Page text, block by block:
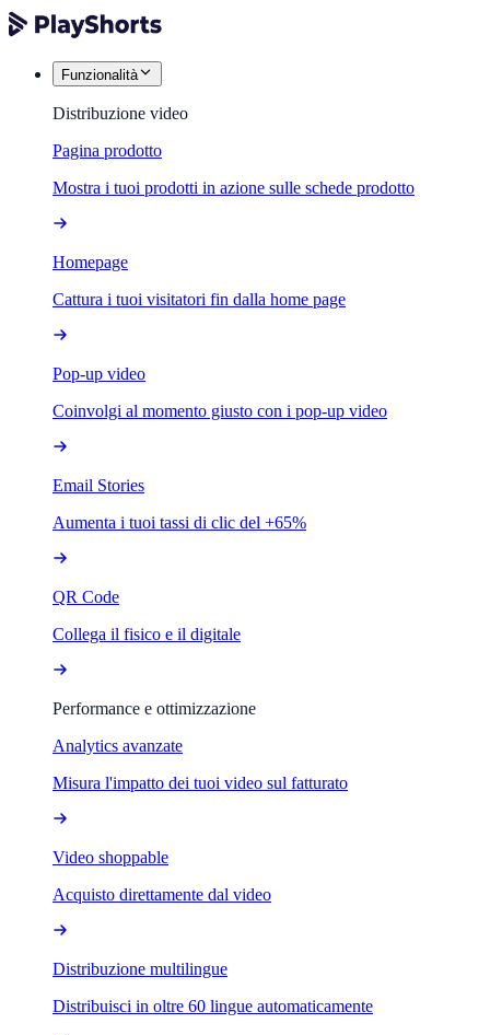
Funzionalità
Distribuzione video
Pagina prodotto
Mostra i tuoi prodotti in azione sulle schede prodotto
Homepage
Cattura i tuoi visitatori fin dalla home page
Pop-up video
Coinvolgi al momento giusto con i pop-up video
Email Stories
Aumenta i tuoi tassi di clic del +65%
QR Code
Collega il fisico e il digitale
Performance e ottimizzazione
Analytics avanzate
Misura l'impatto dei tuoi video sul fatturato
Video shoppable
Acquisto direttamente dal video
Distribuzione multilingue
Distribuisci in oltre 60 lingue automaticamente